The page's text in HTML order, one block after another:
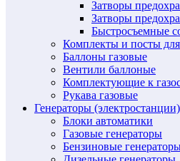
Затворы
Затворы
Быстросъемные
Комплекты и посты
Баллоны газовые
Вентили баллоные
Комплектующие к
Рукава газовые
Генераторы (электростанции)
Блоки автоматики
Газовые генераторы
Бензиновые